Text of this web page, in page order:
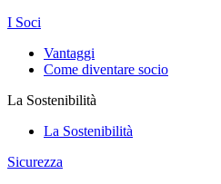
I Soci
Vantaggi
Come diventare socio
La Sostenibilità
La Sostenibilità
Sicurezza